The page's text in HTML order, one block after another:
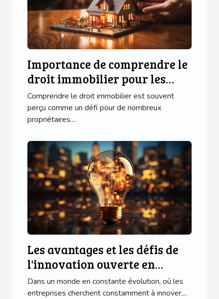
Importance de comprendre le
droit immobilier pour les
propriétaires
Comprendre le droit immobilier est souvent
perçu comme un défi pour de nombreux
propriétaires....
Les avantages et les défis de
l'innovation ouverte en
entreprise
Dans un monde en constante évolution, où les
entreprises cherchent constamment à innover,...